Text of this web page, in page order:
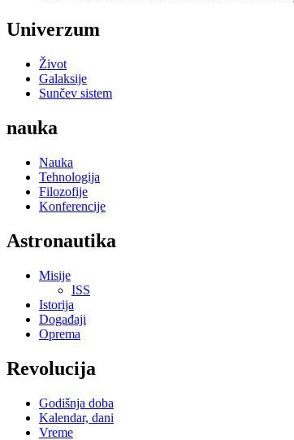
Univerzum
Život
Galaksije
Sunčev sistem
nauka
Nauka
Tehnologija
Filozofije
Konferencije
Astronautika
Misije
ISS
Istorija
Događaji
Oprema
Revolucija
Godišnja doba
Kalendar, dani
Vreme